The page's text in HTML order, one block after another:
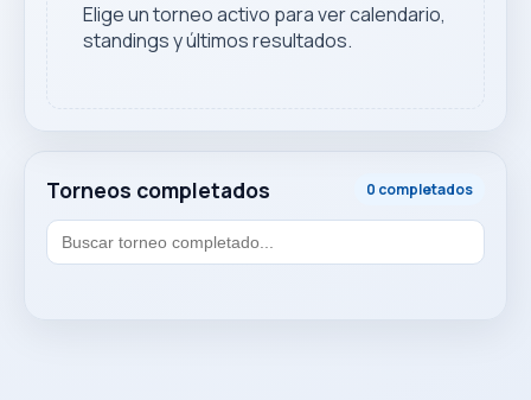
Torneos completados 0 completados
Elige un torneo activo para ver calendario,
standings y últimos resultados.